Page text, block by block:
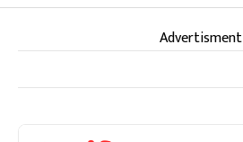
Advertisment